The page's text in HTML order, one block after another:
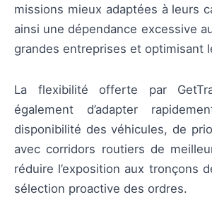
missions mieux adaptées à leurs
ainsi une dépendance excessive
grandes entreprises et optimisant
La flexibilité offerte par
également d’adapter
disponibilité des véhicules, de
avec corridors routiers de
réduire l’exposition aux tronçons
sélection proactive des ordres.